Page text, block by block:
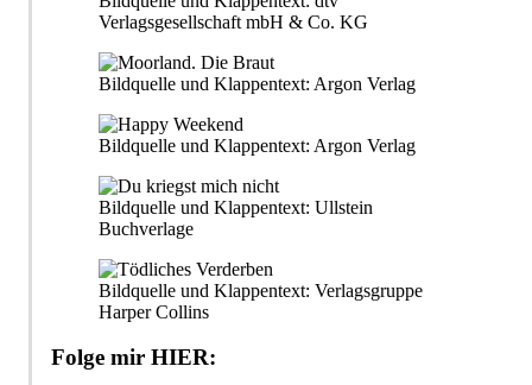
Verlagsgesellschaft mbH & Co. KG
Bildquelle und Klappentext: Argon Verlag
Bildquelle und Klappentext: Argon Verlag
Bildquelle und Klappentext: Ullstein
Buchverlage
Bildquelle und Klappentext: Verlagsgruppe
Harper Collins
Folge mir HIER: